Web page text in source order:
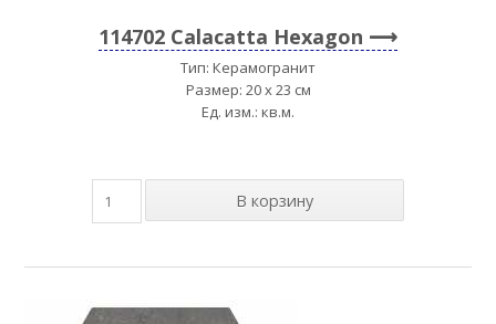
114702 Calacatta Hexagon
Тип: Керамогранит
Размер: 20 x 23 см
Ед. изм.: кв.м.